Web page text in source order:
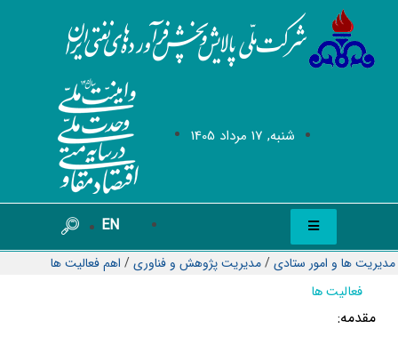
شنبه, 17 مرداد 1405
EN
مدیریت ها و امور ستادی/مدیریت پژوهش و فناوری/ اهم فعالیت ها
فعالیت ها
مقدمه: